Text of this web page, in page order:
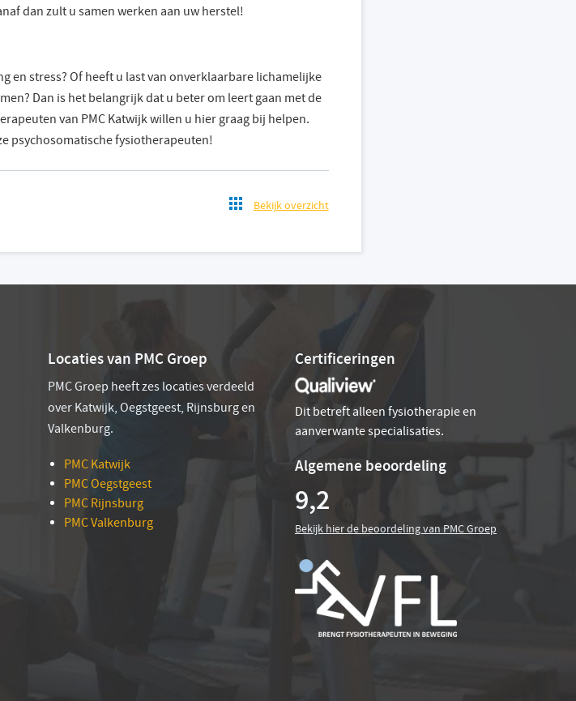
dan zult u samen werken aan uw herstel!
en stress? Of heeft u last van onverklaarbare lichamelijke
Dan is het belangrijk dat u beter om leert gaan met de
van PMC Katwijk willen u hier graag bij helpen.
psychosomatische fysiotherapeuten!
Bekijk overzicht
Locaties van PMC Groep
PMC Groep heeft zes locaties verdeeld
over Katwijk, Oegstgeest, Rijnsburg en
Valkenburg.
PMC Katwijk
PMC Oegstgeest
PMC Rijnsburg
PMC Valkenburg
Certificeringen
Dit betreft alleen fysiotherapie en
aanverwante specialisaties.
Algemene beoordeling
9,2
Bekijk hier de beoordeling van PMC Groep